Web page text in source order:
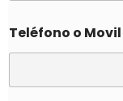
Teléfono o Movil